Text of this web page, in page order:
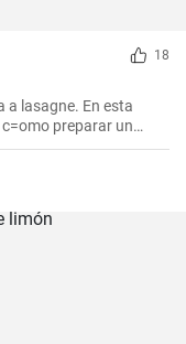
18
a lasagne. En esta
preparar un